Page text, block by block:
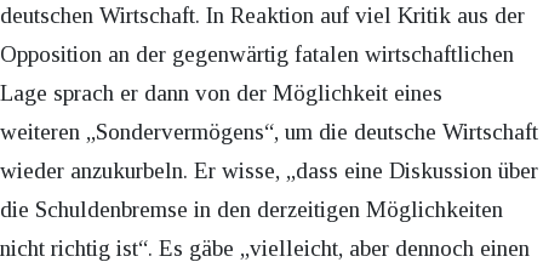
deutschen Wirtschaft. In Reaktion auf viel Kritik aus der
Opposition an der gegenwärtig fatalen wirtschaftlichen
Lage sprach er dann von der Möglichkeit eines
weiteren „Sondervermögens“, um die deutsche Wirtschaft
wieder anzukurbeln. Er wisse, „dass eine Diskussion über
die Schuldenbremse in den derzeitigen Möglichkeiten
nicht richtig ist“. Es gäbe „vielleicht, aber dennoch einen